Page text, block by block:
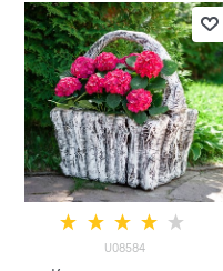
U08584